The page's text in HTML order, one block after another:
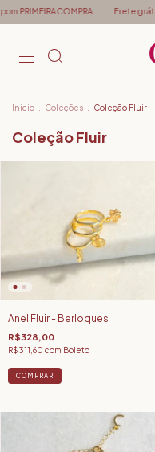
PRIMEIRACOMPRA Frete grátis
Início Coleções Coleção Fluir
Coleção Fluir
Anel Fluir - Berloques
R$328,00
R$311,60 com Boleto
COMPRAR